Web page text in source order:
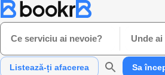
Ce serviciu ai nevoie? Unde
Listează-ți afacerea Sa